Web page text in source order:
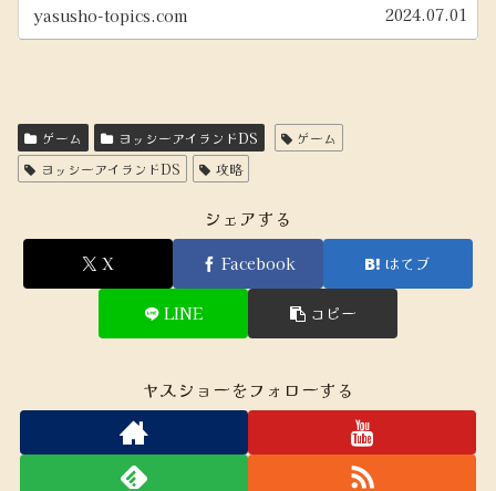
yasusho-topics.com 2024.07.01
ゲーム ヨッシーアイランドDS
ゲーム
ヨッシーアイランドDS
攻略
シェアする
X Facebook はてブ
LINE コピー
ヤスショーをフォローする